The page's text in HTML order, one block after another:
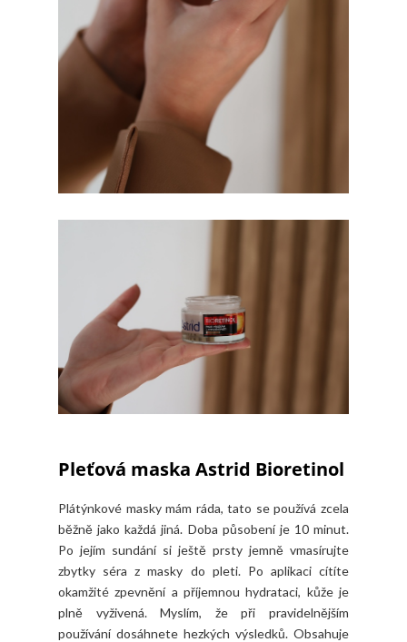
Pleťová maska Astrid Bioretinol
Plátýnkové masky mám ráda, tato se používá zcela
běžně jako každá jiná. Doba působení je 10 minut.
Po jejím sundání si ještě prsty jemně vmasírujte
zbytky séra z masky do pleti. Po aplikaci cítíte
okamžité zpevnění a příjemnou hydrataci, kůže je
plně vyživená. Myslím, že při pravidelnějším
používání dosáhnete hezkých výsledků. Obsahuje